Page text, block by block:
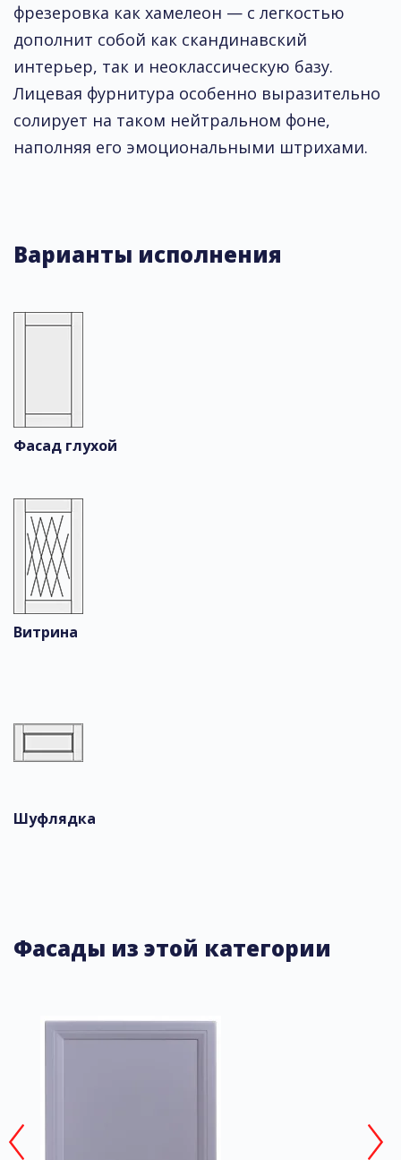
фрезеровка как хамелеон — с легкостью
дополнит собой как скандинавский
интерьер, так и неоклассическую базу.
Лицевая фурнитура особенно выразительно
солирует на таком нейтральном фоне,
наполняя его эмоциональными штрихами.
Варианты исполнения
Фасад глухой
Витрина
Шуфлядка
Фасады из этой категории